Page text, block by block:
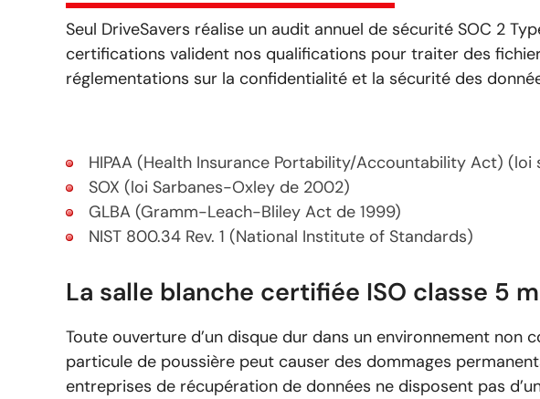
Seul DriveSavers réalise un audit annuel de sécurité SOC 2
certifications valident nos qualifications pour traiter des
réglementations sur la confidentialité et la sécurité des
HIPAA (Health Insurance Portability/Accountability Act)
SOX (loi Sarbanes-Oxley de 2002)
GLBA (Gramm-Leach-Bliley Act de 1999)
NIST 800.34 Rev. 1 (National Institute of Standards)
La salle blanche certifiée ISO classe 5
Toute ouverture d’un disque dur dans un environnement non
particule de poussière peut causer des dommages
entreprises de récupération de données ne disposent pas